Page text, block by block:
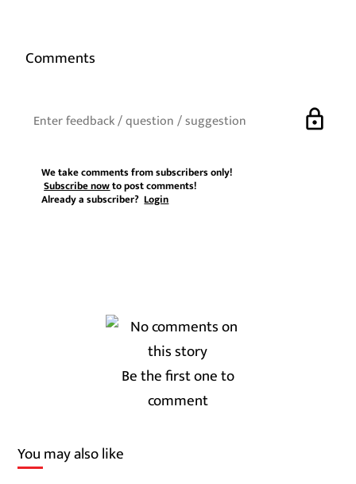
Comments
lock
We take comments from subscribers only!
Subscribe nowto post comments!
Already a subscriber?Login
Be the first one to
comment
You may also like